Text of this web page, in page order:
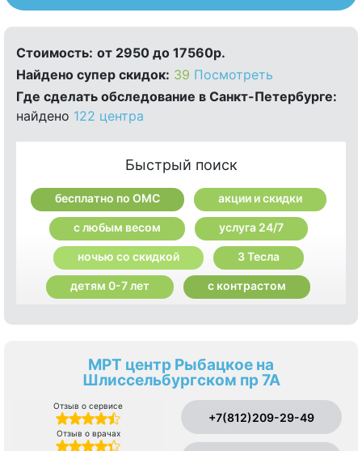
Стоимость: от 2950 до 17560р.
Найдено cупер скидок: 39 Посмотреть
Где сделать обследование в Санкт-Петербурге:
найдено 122 центра
Быстрый поиск
бесплатно по ОМС акции и скидки
с любым весом услуга 24/7
ночью со скидкой 3 Тесла
детям 0-7 лет с контрастом
МРТ центр Рыбацкое на
Шлиссельбургском пр 7А
Отзыв о сервисе
Отзыв о врачах
+7(812)209-29-49